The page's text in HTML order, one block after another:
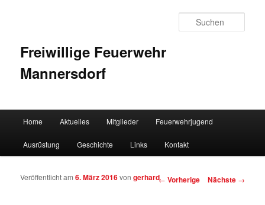
Freiwillige Feuerwehr
Mannersdorf
Zum Inhalt wechseln
Zum sekundären Inhalt wechseln
Home Aktuelles Mitglieder Feuerwehrjugend
Ausrüstung Geschichte Links Kontakt
Artikelnavigation
← Vorherige Nächste →
Veröffentlicht am6. März 2016vongerhard